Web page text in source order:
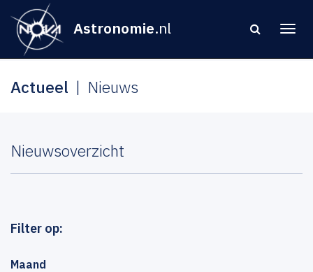
Astronomie.nl
Actueel Nieuws
Nieuwsoverzicht
Filter op:
Maand